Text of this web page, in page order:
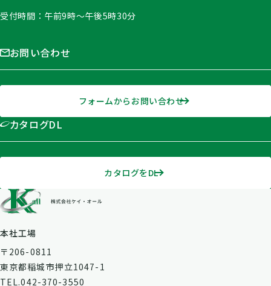
受付時間：午前9時〜午後5時30分
お問い合わせ
フォームからお問い合わせ
カタログDL
カタログをDL
本社工場
〒206-0811
東京都稲城市押立1047-1
TEL.042-370-3550